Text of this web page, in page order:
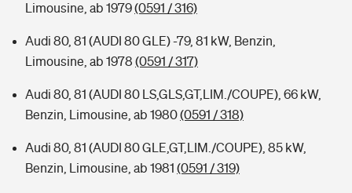
Limousine, ab 1979(0591 / 316)
Audi 80, 81 (AUDI 80 GLE) -79, 81 kW, Benzin,
Limousine, ab 1978 (0591 / 317)
Audi 80, 81 (AUDI 80 LS,GLS,GT,LIM./COUPE), 66 kW,
Benzin, Limousine, ab 1980(0591 / 318)
Audi 80, 81 (AUDI 80 GLE,GT,LIM./COUPE), 85 kW,
Benzin, Limousine, ab 1981 (0591 / 319)